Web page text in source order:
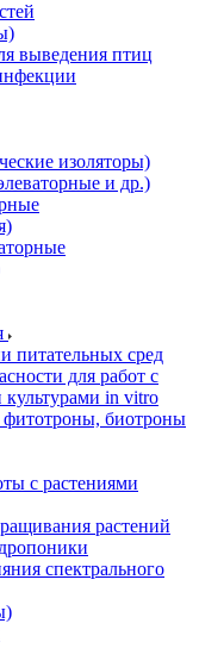
выведения птиц
изоляторы)
и др.)
питательных сред
для работ с
in vitro
биотроны
с растениями
растений
спектрального